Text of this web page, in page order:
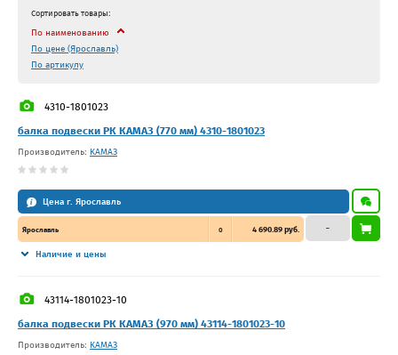
Сортировать товары:
По наименованию
По цене (Ярославль)
По артикулу
4310-1801023
балка подвески РК КАМАЗ (770 мм) 4310-1801023
Производитель: КАМАЗ
Цена г. Ярославль
Ярославль 0 4 690.89 руб.
Наличие и цены
–
43114-1801023-10
балка подвески РК КАМАЗ (970 мм) 43114-1801023-10
Производитель: КАМАЗ